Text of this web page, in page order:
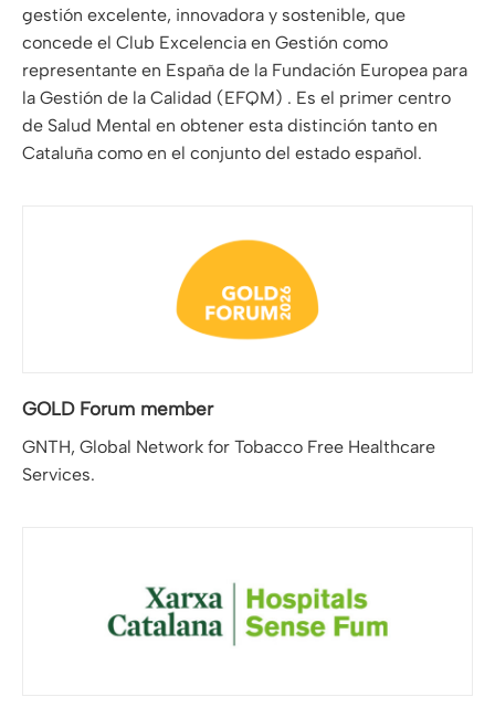
gestión excelente, innovadora y sostenible, que
concede el Club Excelencia en Gestión como
representante en España de la Fundación Europea para
la Gestión de la Calidad (EFQM) . Es el primer centro
de Salud Mental en obtener esta distinción tanto en
Cataluña como en el conjunto del estado español.
GOLD Forum member
GNTH, Global Network for Tobacco Free Healthcare
Services.